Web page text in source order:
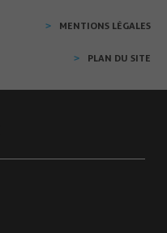
MENTIONS LÉGALES
PLAN DU SITE